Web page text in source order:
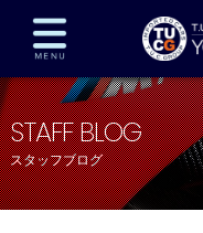
在庫車両情報
TUCとは？
全国納車
STAFF BLOG
スタッフブログ